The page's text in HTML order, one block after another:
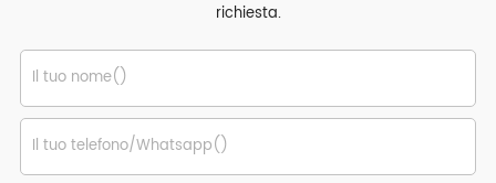
richiesta.